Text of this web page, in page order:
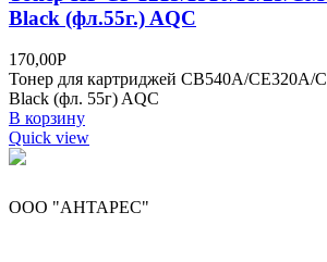
Black (фл.55г.) AQC
170,00Р
Тонер для картриджей CB540A/CE320A/
Black (фл. 55г) AQC
В корзину
Quick view
ООО "АНТАРЕС"